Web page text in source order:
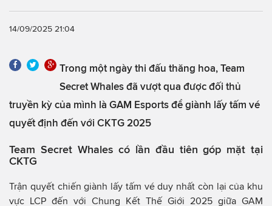
14/09/2025 21:04
Trong một ngày thi đấu thăng hoa, Team
Secret Whales đã vượt qua được đối thủ
truyền kỳ của mình là GAM Esports để giành lấy tấm vé
quyết định đến với CKTG 2025
Team Secret Whales có lần đầu tiên góp mặt tại
CKTG
Trận quyết chiến giành lấy tấm vé duy nhất còn lại của khu
vực LCP đến với Chung Kết Thế Giới 2025 giữa GAM